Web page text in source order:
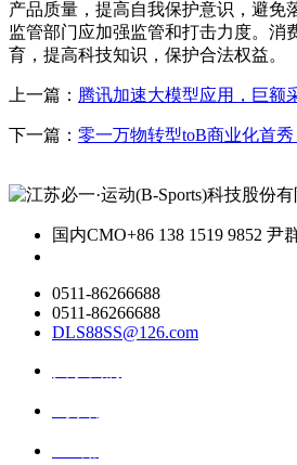
产品质量，提高自我保护意识，避免
监管部门应加强监管和打击力度。消
育，提高科技知识，保护合法权益。
上一篇： 腾讯加速大模型应用，巨额
下一篇： 零一万物转型toB商业化首秀
国内CMO+86 138 1519 9852 尹
0511-86266688
0511-86266688
DLS88SS@126.com